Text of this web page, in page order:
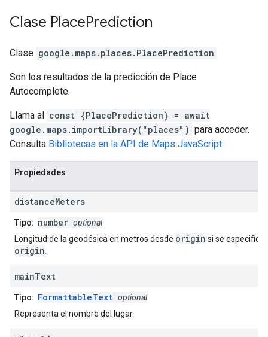
Clase PlacePrediction
Clase google.maps.places. PlacePrediction
Son los resultados de la predicción de Place
Autocomplete.
Llama al const {PlacePrediction} = await
google.maps.importLibrary("places") para acceder.
Consulta Bibliotecas en la API de Maps JavaScript.
Propiedades
distanceMeters
Tipo: number optional
Longitud de la geodésica en metros desde origin si se especifica
origin
mainText
Tipo: FormattableText optional
Representa el nombre del lugar.